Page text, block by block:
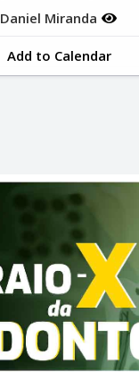
Daniel Miranda
Add to Calendar